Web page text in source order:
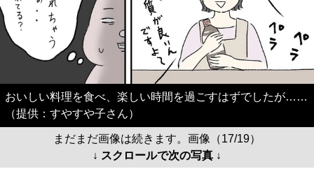
おいしい料理を食べ、楽しい時間を過ごすはずでしたが……
（提供：すやすや子さん）
まだまだ画像は続きます。画像（17/19）
↓ スクロールで次の写真 ↓